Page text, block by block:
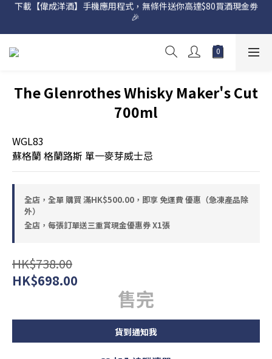
網店購滿 $500 即享免費送貨服務📦
🎉
The Glenrothes Whisky Maker's Cut
700ml
WGL83
蘇格蘭 格蘭路斯 單一麥芽威士忌
全店，全單 購買 滿HK$500.00，即享 免運費 優惠（急凍產品除
外）
全店，每張訂單送三重賞現金優惠券 X1張
HK$738.00
HK$698.00
售完
貨到通知我